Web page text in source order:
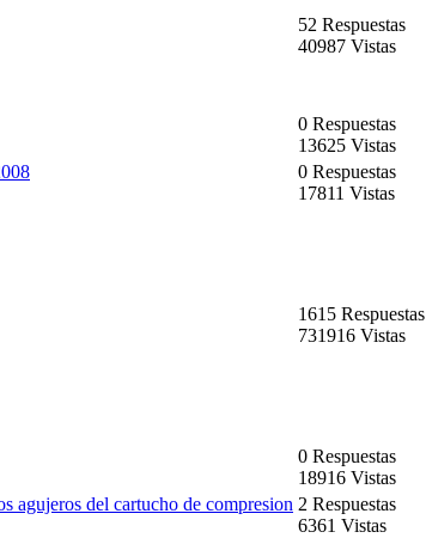
52 Respuestas
40987 Vistas
0 Respuestas
13625 Vistas
0 Respuestas
17811 Vistas
1615 Respuestas
731916 Vistas
0 Respuestas
18916 Vistas
agujeros del cartucho de compresion 2 Respuestas
6361 Vistas